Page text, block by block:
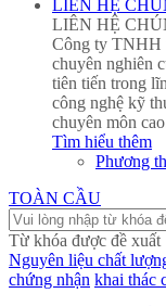
LIÊN HỆ
LIÊN HỆ
Công ty TNHH
chuyên nghiên
tiên tiến trong
công nghệ kỹ
chuyên môn
Tìm hiểu thêm
Phương
TOÀN CẦU
Từ khóa được đề xuất
Nguyên liệu chất
chứng nhận khai thác